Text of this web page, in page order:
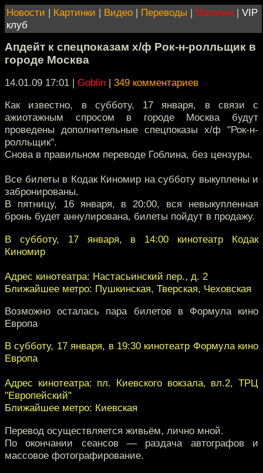
Новости | Картинки | Видео | Переводы | Магазин | VIP
клуб
Апдейт к спецпоказам х/ф Рок-н-ролльщик в
городе Москва
14.01.09 17:01 | Goblin | 349 комментариев
Как известно, в субботу, 17 января, в связи с
ажиотажным спросом в городе Москва будут
проведены дополнительные спецпоказы х/ф "Рок-н-
ролльщик".
Cнова в правильном переводе Гоблина, без цензуры.
Все билеты в Кодак Киномир на субботу выкуплены и
забронированы.
В пятницу, 16 января, в 20:00, вся невыкупленная
бронь будет аннулирована, билеты пойдут в продажу.
В субботу, 17 января, в 14:00 кинотеатр Кодак
Киномир
Адрес кинотеатра: Настасьинский пер., д. 2
Ближайшее метро: Пушкинская, Тверская, Чеховская
Возможно осталась пара билетов в Формула кино
Европа
В субботу, 17 января, в 19:30 кинотеатр Формула кино
Европа
Адрес кинотеатра: пл. Киевского вокзала, вл.2, ТРЦ
"Европейский"
Ближайшее метро: Киевская
Перевод осуществляется живьём, лично мной.
По окончании сеансов — раздача автографов и
массовое фотографирование.